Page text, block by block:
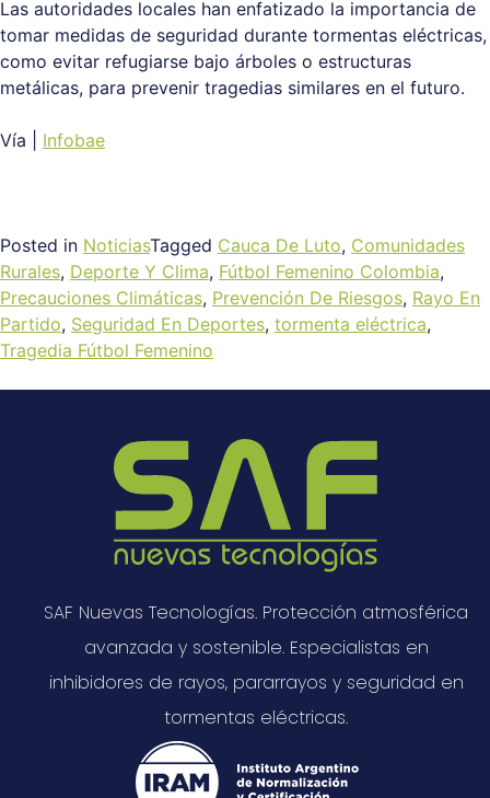
Las autoridades locales han enfatizado la importancia de
tomar medidas de seguridad durante tormentas eléctricas,
como evitar refugiarse bajo árboles o estructuras
metálicas, para prevenir tragedias similares en el futuro.
Vía | Infobae
Posted in NoticiasTagged Cauca De Luto, Comunidades
Rurales, Deporte Y Clima, Fútbol Femenino Colombia,
Precauciones Climáticas, Prevención De Riesgos, Rayo En
Partido, Seguridad En Deportes, tormenta eléctrica,
Tragedia Fútbol Femenino
SAF Nuevas Tecnologías. Protección atmosférica
avanzada y sostenible. Especialistas en
inhibidores de rayos, pararrayos y seguridad en
tormentas eléctricas.